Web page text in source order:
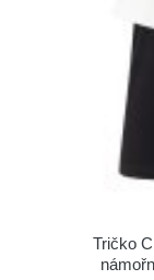
Tričko